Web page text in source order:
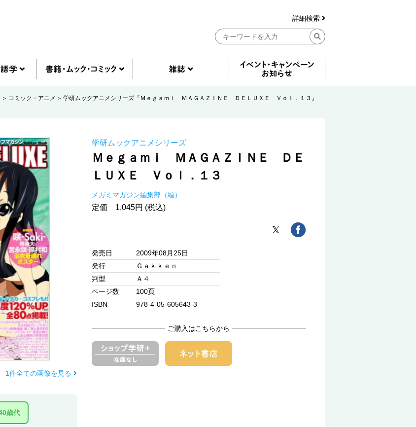
詳細検索
コミック・アニメ 学研ムックアニメシリーズ『Ｍｅｇａｍｉ ＭＡＧＡＺＩＮＥ ＤＥＬＵＸＥ Ｖｏｌ．１３』
1件全ての画像を見る
歳代
学研ムックアニメシリーズ
Ｍｅｇａｍｉ ＭＡＧＡＺＩＮＥ ＤＥ
ＬＵＸＥ Ｖｏｌ．１３
メガミマガジン編集部（編）
定価 1,045円 (税込)
発売日
2009年08月25日
発行
Ｇａｋｋｅｎ
判型
Ａ４
ページ数
100頁
ISBN
978-4-05-605643-3
ご購入はこちらから